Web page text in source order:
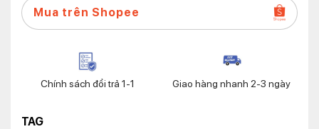
Mua trên Shopee
Chính sách đổi trả 1-1 Giao hàng nhanh 2-3 ngày
TAG